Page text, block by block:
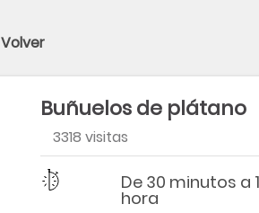
Buñuelos de plátano
3318 visitas
Dificultad
Tiempo De 30 minutos a 1
hora
Volver